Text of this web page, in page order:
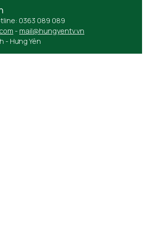
0363 089 089
- mail@hungyentv.vn
- Hưng Yên